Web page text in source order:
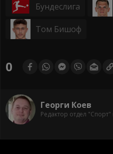
Бундеслига
Том Бишоф
0
Георги Коев
Редактор отдел